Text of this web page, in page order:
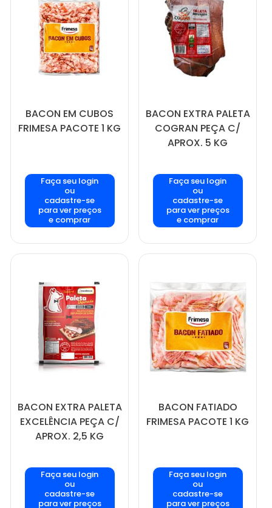
BACON EM CUBOS
FRIMESA PACOTE 1 KG
Faça seu login
ou
cadastre-se
para ver preços
e comprar
BACON EXTRA PALETA
COGRAN PEÇA C/
APROX. 5 KG
Faça seu login
ou
cadastre-se
para ver preços
e comprar
BACON EXTRA PALETA
EXCELÊNCIA PEÇA C/
APROX. 2,5 KG
Faça seu login
ou
cadastre-se
para ver preços
BACON FATIADO
FRIMESA PACOTE 1 KG
Faça seu login
ou
cadastre-se
para ver preços